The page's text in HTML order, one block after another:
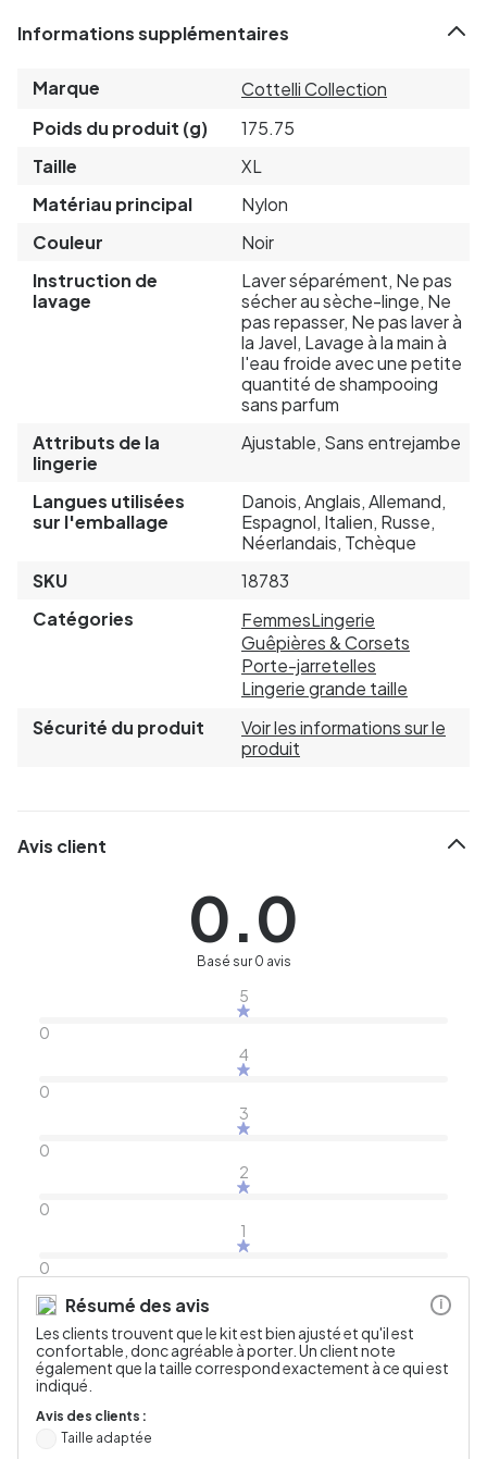
Informations supplémentaires
Marque
Cottelli Collection
Poids du produit (g)
175.75
Taille
XL
Matériau principal
Nylon
Couleur
Noir
Instruction de
lavage
Laver séparément, Ne pas
sécher au sèche-linge, Ne
pas repasser, Ne pas laver à
la Javel, Lavage à la main à
l'eau froide avec une petite
quantité de shampooing
sans parfum
Attributs de la
lingerie
Ajustable, Sans entrejambe
Langues utilisées
sur l'emballage
Danois, Anglais, Allemand,
Espagnol, Italien, Russe,
Néerlandais, Tchèque
SKU
18783
Catégories
FemmesLingerie
Guêpières & Corsets
Porte-jarretelles
Lingerie grande taille
Sécurité du produit
Voir les informations sur le
produit
Avis client
0.0
Basé sur 0 avis
5
0
4
0
3
0
2
0
1
0
Résumé des avis
Les clients trouvent que le kit est bien ajusté et qu'il est
confortable, donc agréable à porter. Un client note
également que la taille correspond exactement à ce qui est
indiqué.
Avis des clients :
Taille adaptée
i